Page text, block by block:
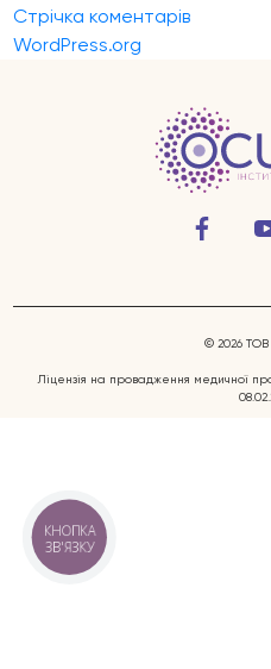
Стрічка коментарів
WordPress.org
© 2026 ТОВ
Ліцензія на провадження медичної
КНОПКА
ЗВ'ЯЗКУ